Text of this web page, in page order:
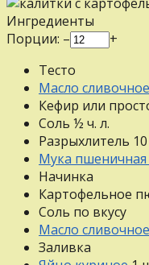
Ингредиенты
Порции: –
+
Тесто
Масло сливочное
Кефир или
Соль ½ ч. л.
Разрыхлитель 10
Мука
Начинка
Картофельное
Соль по вкусу
Масло сливочное
Заливка